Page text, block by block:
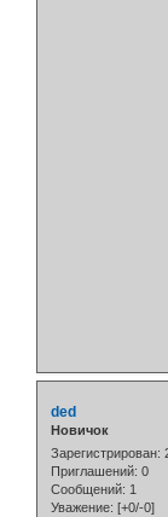
ded
Новичок
Зарегистрирован:
Приглашений: 0
Сообщений: 1
Уважение: [+0/-0]